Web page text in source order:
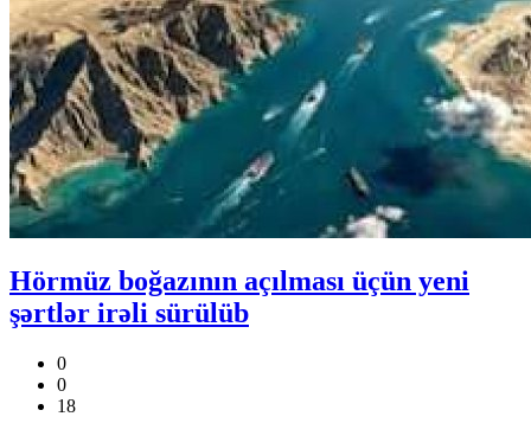
Hörmüz boğazının açılması üçün yeni
şərtlər irəli sürülüb
0
0
18